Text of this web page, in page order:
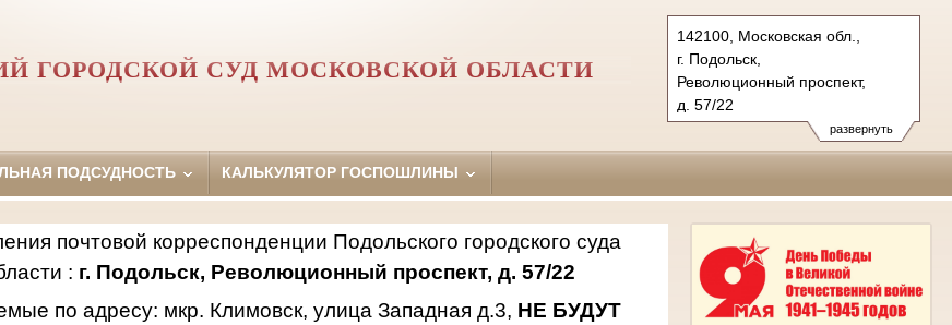
развернуть
142100, Московская обл.,
г. Подольск,
Революционный проспект,
д. 57/22
142181, г.о. Подольск,
мкр. Климовск, ул. Западная,
Тел.: 8(496)769-69-21, 769-94-
podolsky.mo@sudrf.ru
ГОРОДСКОЙ СУД МОСКОВСКОЙ ОБЛАСТИ
ПОДСУДНОСТЬ КАЛЬКУЛЯТОР ГОСПОШЛИНЫ
почтовой корреспонденции Подольского городского суда
: г. Подольск, Революционный проспект, д. 57/22
по адресу: мкр. Климовск, улица Западная д.3, НЕ БУДУТ